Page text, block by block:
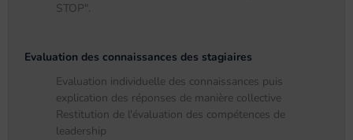
STOP".
Evaluation des connaissances des stagiaires
Evaluation individuelle des connaissances puis
explication des réponses de manière collective
Restitution de l'évaluation des compétences de
leadership